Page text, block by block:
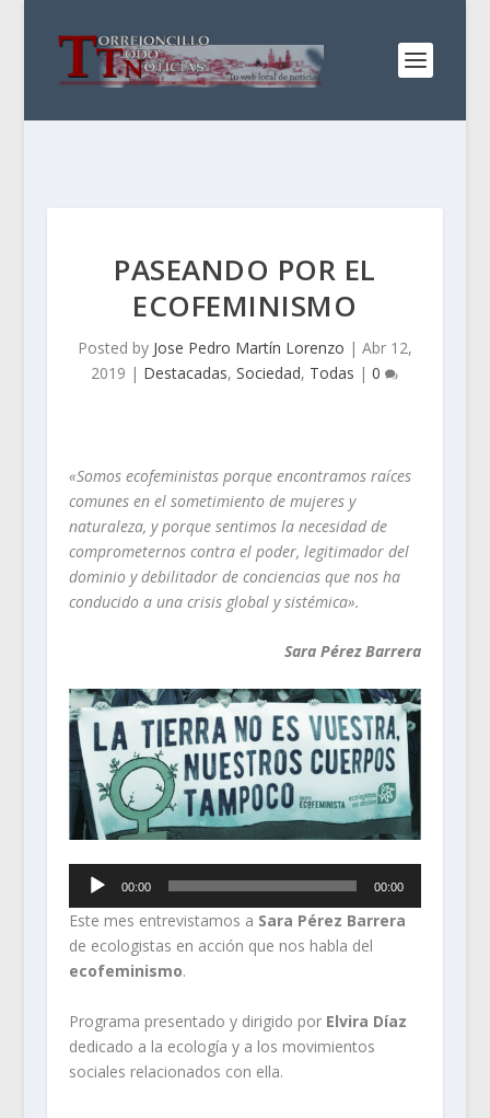
PASEANDO POR EL
ECOFEMINISMO
Posted by Jose Pedro Martín Lorenzo | Abr 12,
2019 | Destacadas,Sociedad, Todas |0
«Somos ecofeministas porque encontramos raíces
comunes en el sometimiento de mujeres y
naturaleza, y porque sentimos la necesidad de
comprometernos contra el poder, legitimador del
dominio y debilitador de conciencias que nos ha
conducido a una crisis global y sistémica».
Sara Pérez Barrera
Reproductor
audio
00:00 00:00
Este mes entrevistamos a Sara Pérez Barrera
de ecologistas en acción que nos habla del
ecofeminismo.
Programa presentado y dirigido por Elvira Díaz
dedicado a la ecología y a los movimientos
sociales relacionados con ella.